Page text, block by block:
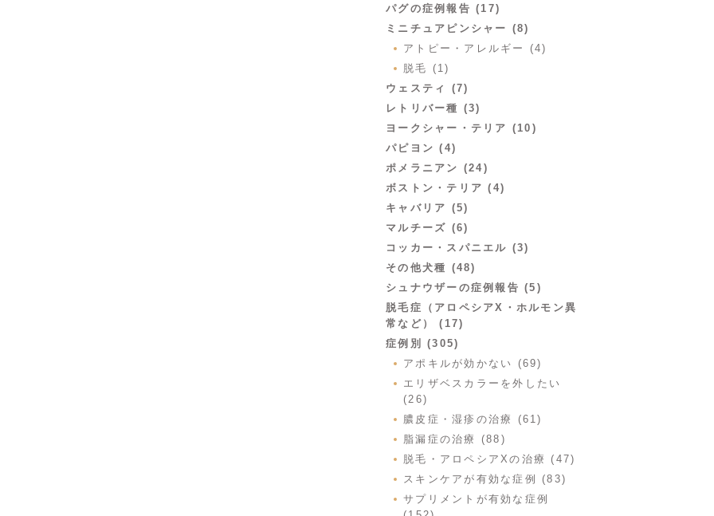
パグの症例報告 (17)
ミニチュアピンシャー (8)
アトピー・アレルギー (4)
脱毛 (1)
ウェスティ (7)
レトリバー種 (3)
ヨークシャー・テリア (10)
パピヨン (4)
ポメラニアン (24)
ボストン・テリア (4)
キャバリア (5)
マルチーズ (6)
コッカー・スパニエル (3)
その他犬種 (48)
シュナウザーの症例報告 (5)
脱毛症（アロペシアX・ホルモン異
常など） (17)
症例別 (305)
アポキルが効かない (69)
エリザベスカラーを外したい
(26)
膿皮症・湿疹の治療 (61)
脂漏症の治療 (88)
脱毛・アロペシアXの治療 (47)
スキンケアが有効な症例 (83)
サプリメントが有効な症例